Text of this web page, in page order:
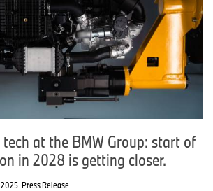
at the BMW Group: start of
in 2028 is getting closer.
2025 Press Release